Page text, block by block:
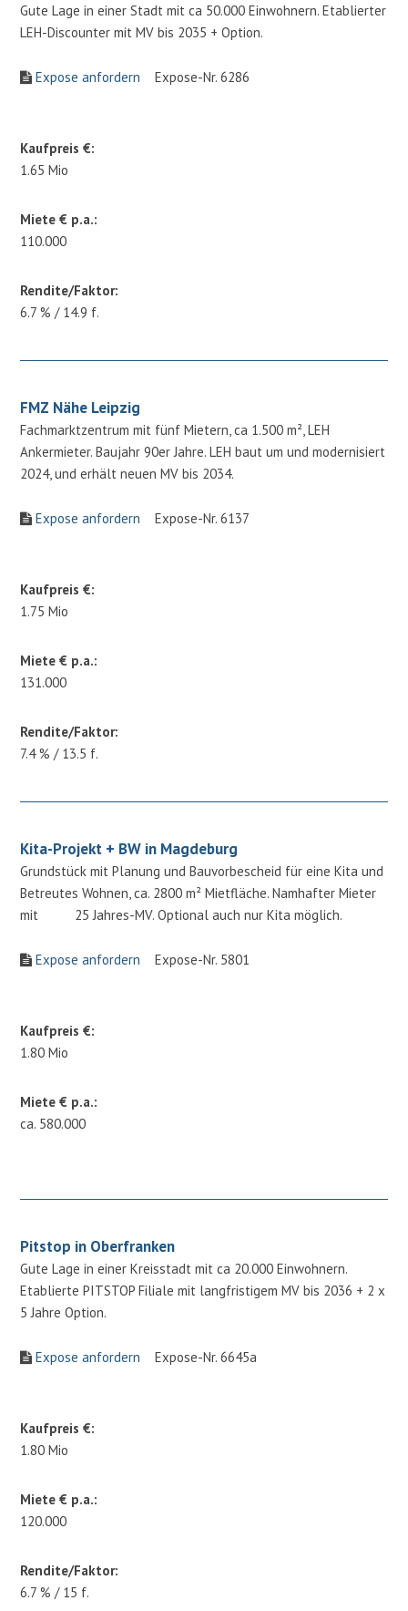
Gute Lage in einer Stadt mit ca 50.000 Einwohnern. Etablierter
LEH-Discounter mit MV bis 2035 + Option.
Expose anfordern Expose-Nr. 6286
Kaufpreis €:
1.65 Mio
Miete € p.a.:
110.000
Rendite/Faktor:
6.7 % / 14.9 f.
FMZ Nähe Leipzig
Fachmarktzentrum mit fünf Mietern, ca 1.500 m², LEH
Ankermieter. Baujahr 90er Jahre. LEH baut um und modernisiert
2024, und erhält neuen MV bis 2034.
Expose anfordern Expose-Nr. 6137
Kaufpreis €:
1.75 Mio
Miete € p.a.:
131.000
Rendite/Faktor:
7.4 % / 13.5 f.
Kita-Projekt + BW in Magdeburg
Grundstück mit Planung und Bauvorbescheid für eine Kita und
Betreutes Wohnen, ca. 2800 m² Mietfläche. Namhafter Mieter
mit 25 Jahres-MV. Optional auch nur Kita möglich.
Expose anfordern Expose-Nr. 5801
Kaufpreis €:
1.80 Mio
Miete € p.a.:
ca. 580.000
Pitstop in Oberfranken
Gute Lage in einer Kreisstadt mit ca 20.000 Einwohnern.
Etablierte PITSTOP Filiale mit langfristigem MV bis 2036 + 2 x
5 Jahre Option.
Expose anfordern Expose-Nr. 6645a
Kaufpreis €:
1.80 Mio
Miete € p.a.:
120.000
Rendite/Faktor:
6.7 % / 15 f.